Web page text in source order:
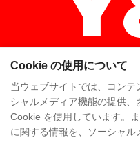
×
ホーム
高品
Cookie の使用について
当ウェブサイトでは、コン
シャルメディア機能の提供
Cookie を使用しています。
に関する情報を、ソーシャ